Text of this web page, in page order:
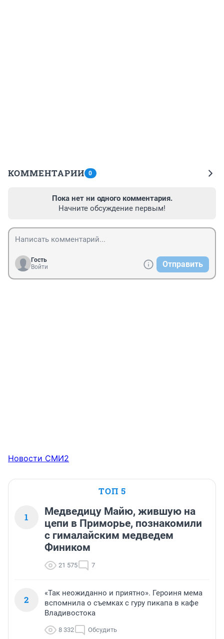
КОММЕНТАРИИ 0
Пока нет ни одного комментария.
Начните обсуждение первым!
Гость
Войти
Отправить
Новости СМИ2
ТОП 5
1
Медведицу Майю, жившую на
цепи в Приморье, познакомили
с гималайским медведем
Фиником
21 575 7
2
«Так неожиданно и приятно». Героиня мема
вспомнила о съемках с гуру пикапа в кафе
Владивостока
8 332 Обсудить